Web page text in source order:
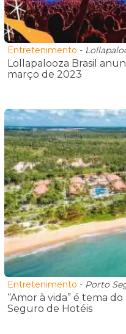
Entretenimento -
Lollapalooza Brasil
março de 2023
Entretenimento - Porto
“Amor à vida” é tema
Seguro de Hotéis